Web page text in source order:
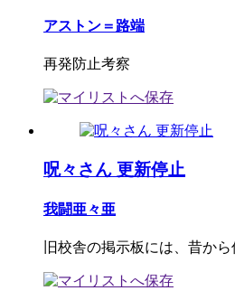
アストン＝路端
再発防止考察
呪々さん 更新停止
我闘亜々亜
旧校舎の掲示板には、昔か